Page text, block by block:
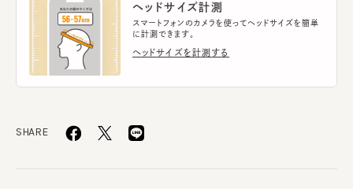
ヘッドサイズ計測
スマートフォンのカメラを使ってヘッドサイズを簡単
に計測できます。
ヘッドサイズを計測する
SHARE